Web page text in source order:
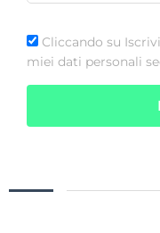
Cliccando su
miei dati personali